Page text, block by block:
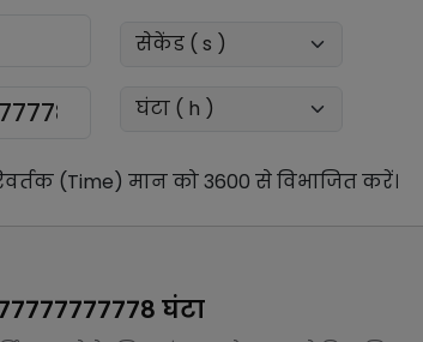
(Time) मान को3600 सेविभाजितकरें।
घंटा